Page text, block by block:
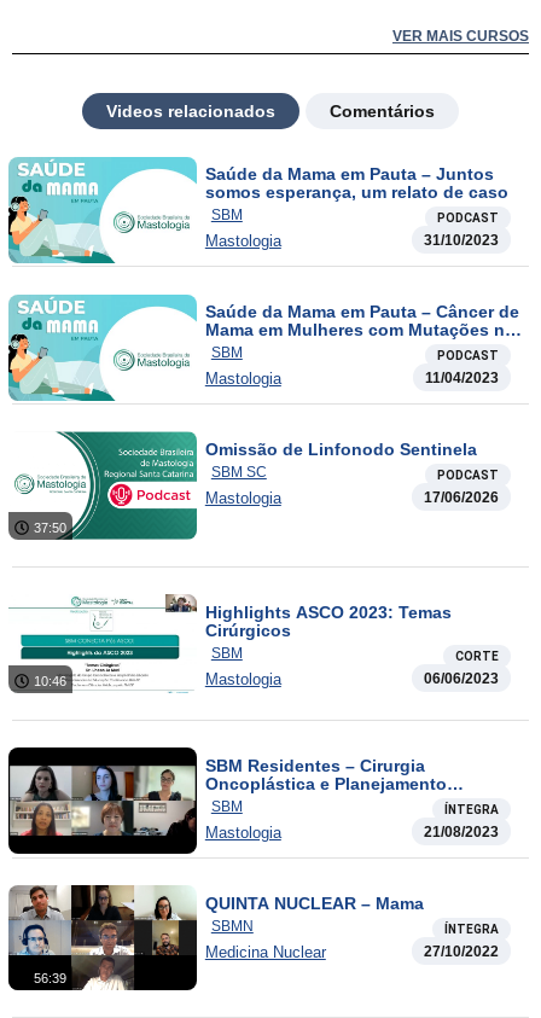
VER MAIS CURSOS
Videos relacionados Comentários
Saúde da Mama em Pauta – Juntos
somos esperança, um relato de caso
SBM PODCAST
Mastologia 31/10/2023
Saúde da Mama em Pauta – Câncer de
Mama em Mulheres com Mutações no
Genes BRCA1 e BRCA2
SBM PODCAST
Mastologia 11/04/2023
37:50
Omissão de Linfonodo Sentinela
SBM SC PODCAST
Mastologia 17/06/2026
10:46
Highlights ASCO 2023: Temas
Cirúrgicos
SBM CORTE
Mastologia 06/06/2023
SBM Residentes – Cirurgia
Oncoplástica e Planejamento
Cirúrgico
SBM ÍNTEGRA
Mastologia 21/08/2023
56:39
QUINTA NUCLEAR – Mama
SBMN ÍNTEGRA
Medicina Nuclear 27/10/2022